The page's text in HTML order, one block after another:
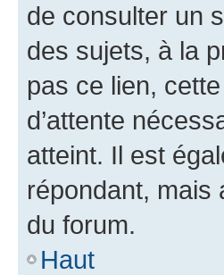
de consulter un
des sujets, à la
pas ce lien,
d’attente
atteint. Il est
répondant, mais
du forum.
Haut